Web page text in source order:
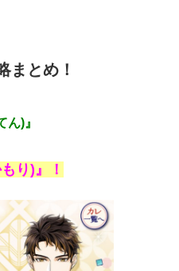
まとめ！
ん)』
り)』！